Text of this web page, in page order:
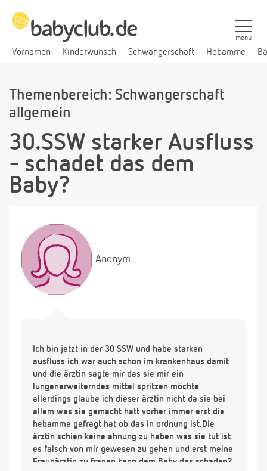
Vornamen Kinderwunsch Schwangerschaft Hebamme
menü
Themenbereich: Schwangerschaft
allgemein
30.SSW starker Ausfluss
- schadet das dem
Baby?
Anonym
Ich bin jetzt in der 30 SSW und habe starken
ausfluss ich war auch schon im krankenhaus damit
und die ärztin sagte mir das sie mir ein
lungenerweiterndes mittel spritzen möchte
allerdings glaube ich dieser ärztin nicht da sie bei
allem was sie gemacht hatt vorher immer erst die
hebamme gefragt hat ob das in ordnung ist.Die
ärztin schien keine ahnung zu haben was sie tut ist
es falsch von mir gewesen zu gehen und erst meine
Fraunärztin zu fragen kann dem Baby das schaden?